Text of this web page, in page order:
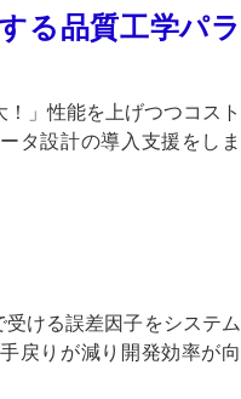
る品質工学パラ
！」性能を上げつつコスト
タ設計の導入支援をしま
ける誤差因子をシステム
戻りが減り開発効率が向